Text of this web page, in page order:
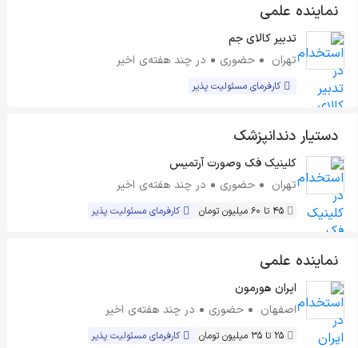
نماینده علمی
تدبیر کالای جم
تهران
حضوری در چند هفته‌ی اخیر
کارفرمای مسئولیت پذیر
دستیار دندانپزشک
کلینیک فک وصورت آرتمیس
تهران
حضوری در چند هفته‌ی اخیر
45 تا 60 میلیون تومان کارفرمای مسئولیت پذیر
نماینده علمی
ایران هورمون
اصفهان
حضوری در چند هفته‌ی اخیر
25 تا 35 میلیون تومان کارفرمای مسئولیت پذیر